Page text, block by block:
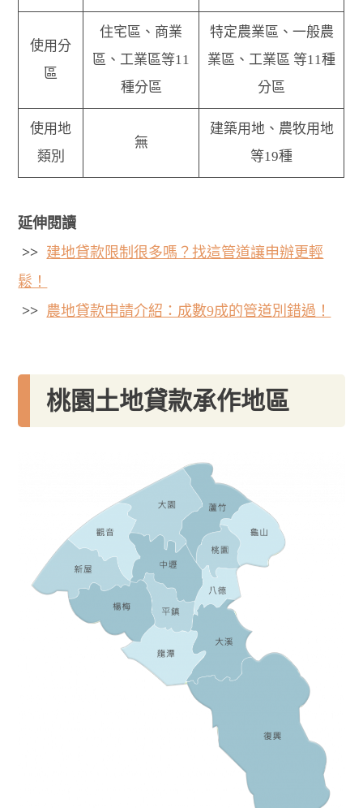
使用分
區
住宅區、商業
區、工業區等11
種分區
特定農業區、一般農
業區、工業區 等11種
分區
使用地
類別
無
建築用地、農牧用地
等19種
延伸閱讀
>> 建地貸款限制很多嗎？找這管道讓申辦更輕
鬆！
>> 農地貸款申請介紹：成數9成的管道別錯過！
桃園土地貸款承作地區